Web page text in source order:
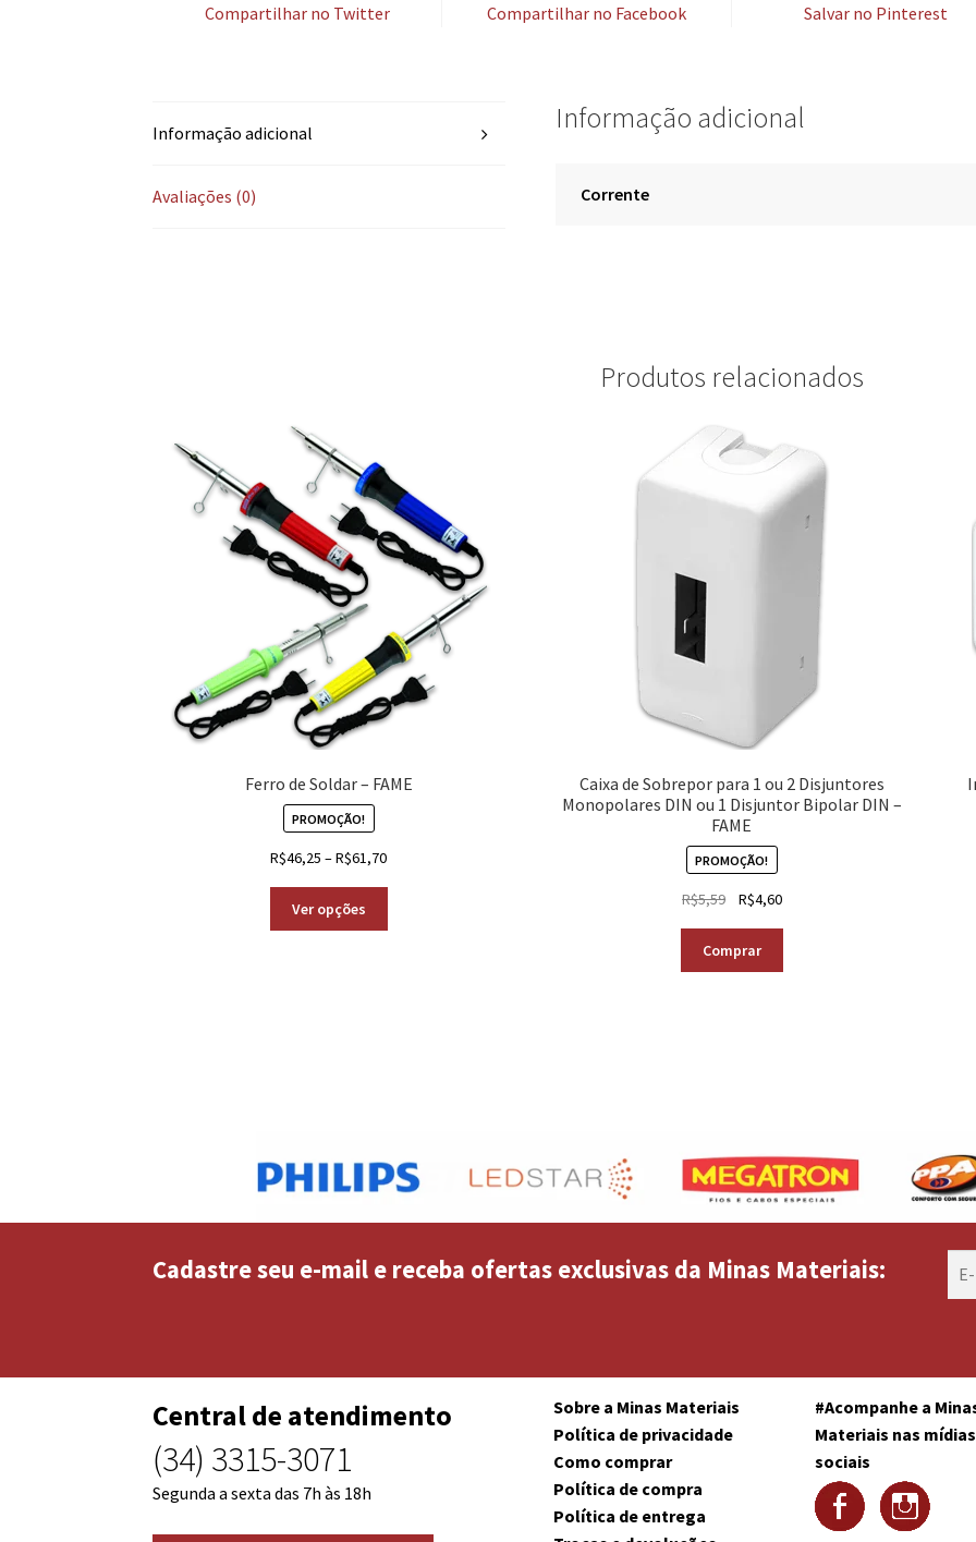
Compartilhar no Twitter Compartilhar no Facebook Salvar no Pinterest
Informação adicional
Avaliações (0)
Informação adicional
Corrente
Produtos relacionados
Ferro de Soldar – FAME
PROMOÇÃO!
R$46,25 –R$61,70
Ver opções
Caixa de Sobrepor para 1 ou 2 Disjuntores
Monopolares DIN ou 1 Disjuntor Bipolar DIN –
FAME
PROMOÇÃO!
R$5,59 R$4,60
Comprar
Cadastre seu e-mail e receba ofertas exclusivas da Minas Materiais:
Central de atendimento
(34) 3315-3071
Segunda a sexta das 7h às 18h
Sobre a Minas Materiais
Política de privacidade
Como comprar
Política de compra
Política de entrega
#Acompanhe a
Materiais nas mídias
sociais